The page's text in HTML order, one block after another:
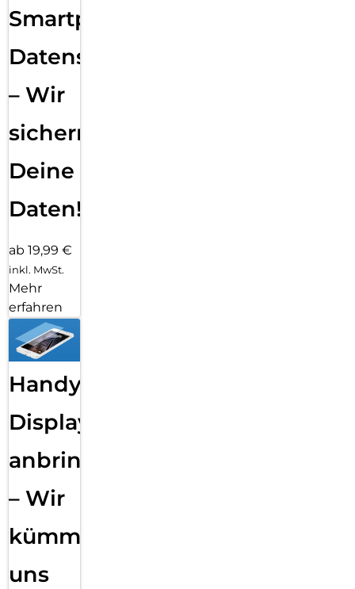
Smartphone
Datensicherung
– Wir
sichern
Deine
Daten!
ab 19,99 €
inkl. MwSt.
Mehr
erfahren
Handy
Displayfolie
anbringen
– Wir
kümmern
uns